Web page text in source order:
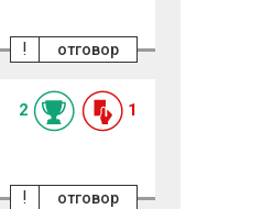
отговор
!
2 1
отговор
!